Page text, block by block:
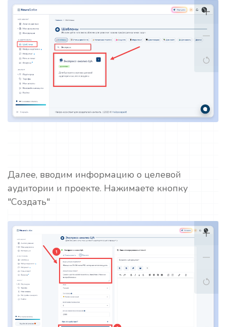
Далее, вводим информацию о целевой
аудитории и проекте. Нажимаете кнопку
"Создать"